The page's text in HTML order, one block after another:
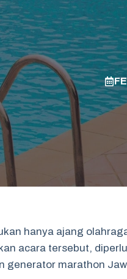
hanya ajang
acara tersebut,
generator marathon